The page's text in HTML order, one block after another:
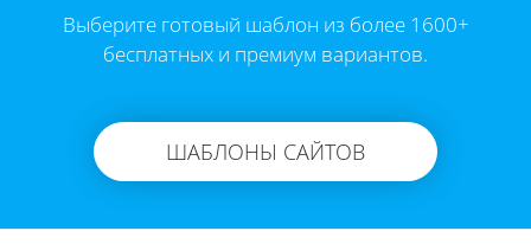
Выберите готовый шаблон из более 1600+
бесплатных и премиум вариантов.
ШАБЛОНЫ САЙТОВ